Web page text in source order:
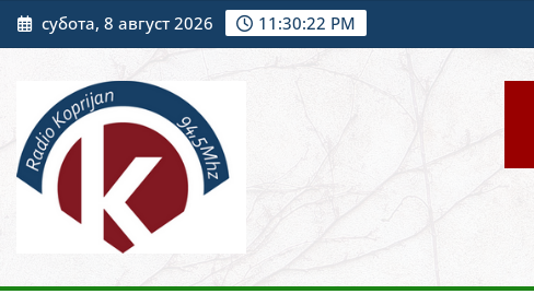
Skip
to
субота, 8 август 2026 11:30:23 PM